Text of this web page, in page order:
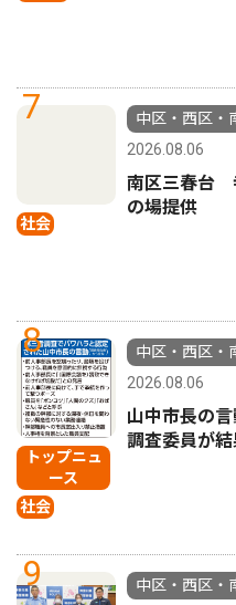
7
社会
中区・西区・
2026.08.06
南区三春台
の場提供
8
トップニュ
ース
社会
中区・西区・
2026.08.06
山中市長の
調査委員が
9
中区・西区・